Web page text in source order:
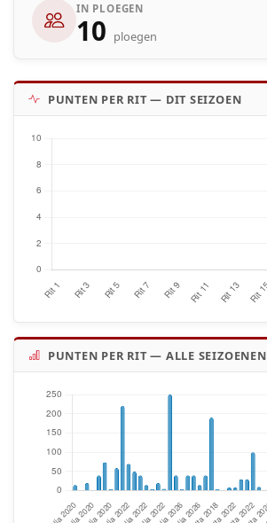
IN PLOEGEN
10 ploegen
PUNTEN PER RIT — DIT SEIZOEN
PUNTEN PER RIT — ALLE SEIZOENEN